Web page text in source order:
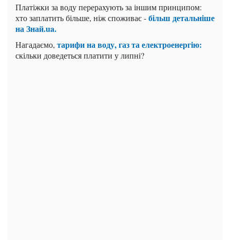
Платіжки за воду перерахують за іншим принципом:
хто заплатить більше, ніж споживає -більш детальніше
на Знай.ua.
Нагадаємо, тарифи на воду, газ та електроенергію:
скільки доведеться платити у липні?